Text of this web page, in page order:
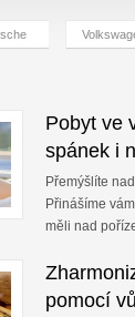
Pobyt ve
spánek i
Přemýšlíte
Přinášíme
měli nad
pomocí